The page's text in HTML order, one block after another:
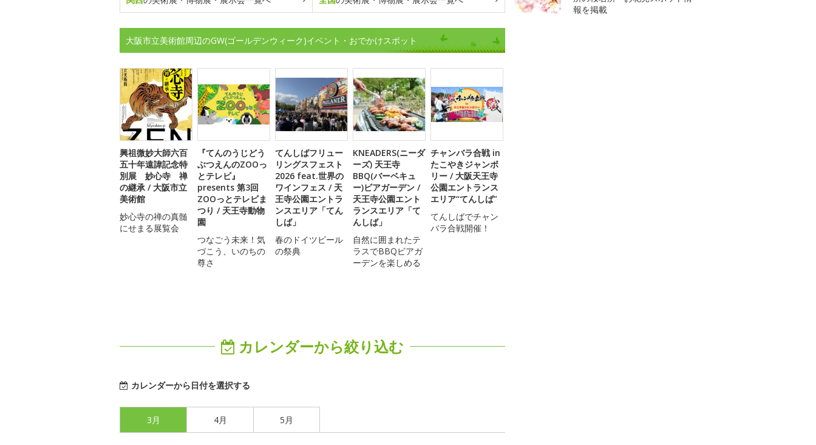
大阪市立美術館周辺のGW(ゴールデンウィーク)イベント・おでかけスポット
興祖微妙大師六百
五十年遠諱記念特
別展 妙心寺 禅
の継承 / 大阪市立
美術館
妙心寺の禅の真髄
にせまる展覧会
『てんのうじどう
ぶつえんのZOOっ
とテレビ』
presents 第3回
ZOOっとテレビま
つり / 天王寺動物
園
つなごう未来！気
づこう、いのちの
尊さ
てんしばフリュー
リングスフェスト
2026 feat.世界の
ワインフェス / 天
王寺公園エントラ
ンスエリア「てん
しば」
春のドイツビール
の祭典
KNEADERS(ニーダ
ーズ) 天王寺
BBQ(バーベキュ
ー)ビアガーデン /
天王寺公園エント
ランスエリア「て
んしば」
自然に囲まれたテ
ラスでBBQビアガ
ーデンを楽しめる
チャンバラ合戦 in
たこやきジャンボ
リー / 大阪天王寺
公園エントランス
エリア“てんしば”
てんしばでチャン
バラ合戦開催！
カレンダーから絞り込む
カレンダーから日付を選択する
3月 4月 5月
報を掲載